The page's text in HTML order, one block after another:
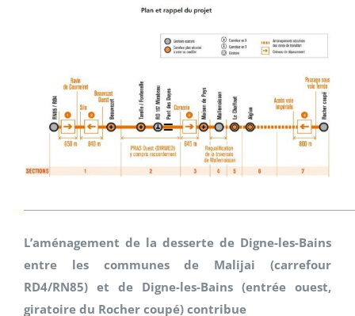
L’aménagement de la desserte de Digne-les-Bains
entre les communes de Malijai (carrefour
RD4/RN85) et de Digne-les-Bains (entrée ouest,
giratoire du Rocher coupé) contribue